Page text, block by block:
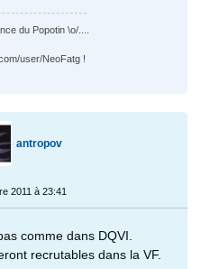
du Popotin \o/....
user/NeoFatg !
antropov
2011 à 23:41
comme dans DQVI.
recrutables dans la VF.